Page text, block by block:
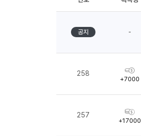
공지 -
258
획
득
+7000
257
획
득
+17000